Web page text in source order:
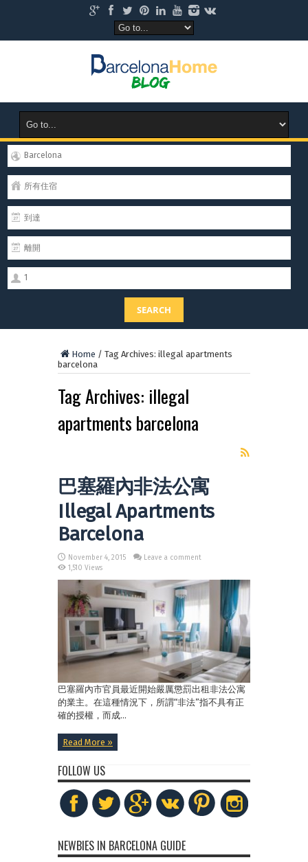
Barcelona
所有住宿
1
SEARCH
Home / Tag Archives: illegal apartments
barcelona
Tag Archives: illegal
apartments barcelona
巴塞羅內非法公寓
Illegal Apartments
Barcelona
November 4, 2015
Leave a comment
1,510 Views
巴塞羅內市官員最近開始嚴厲懲罰出租非法公寓
的業主。在這種情況下，所謂“非法”指不具有正
確的授權，而成...
Read More »
FOLLOW US
NEWBIES IN BARCELONA GUIDE